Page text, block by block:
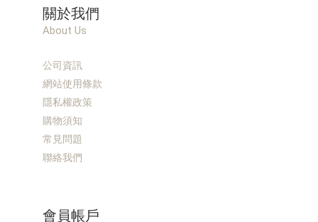
關於我們
About Us
公司資訊
網站使用條款
隱私權政策
購物須知
常見問題
聯絡我們
會員帳戶